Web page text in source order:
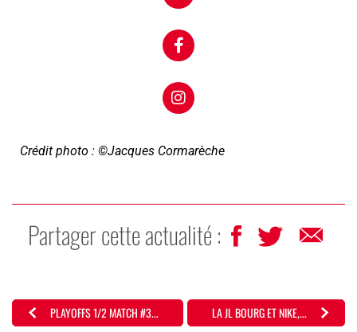
Crédit photo : ©Jacques Cormarèche
Partager cette actualité :
PLAYOFFS 1/2 MATCH #3... LA JL BOURG ET NIKE,...